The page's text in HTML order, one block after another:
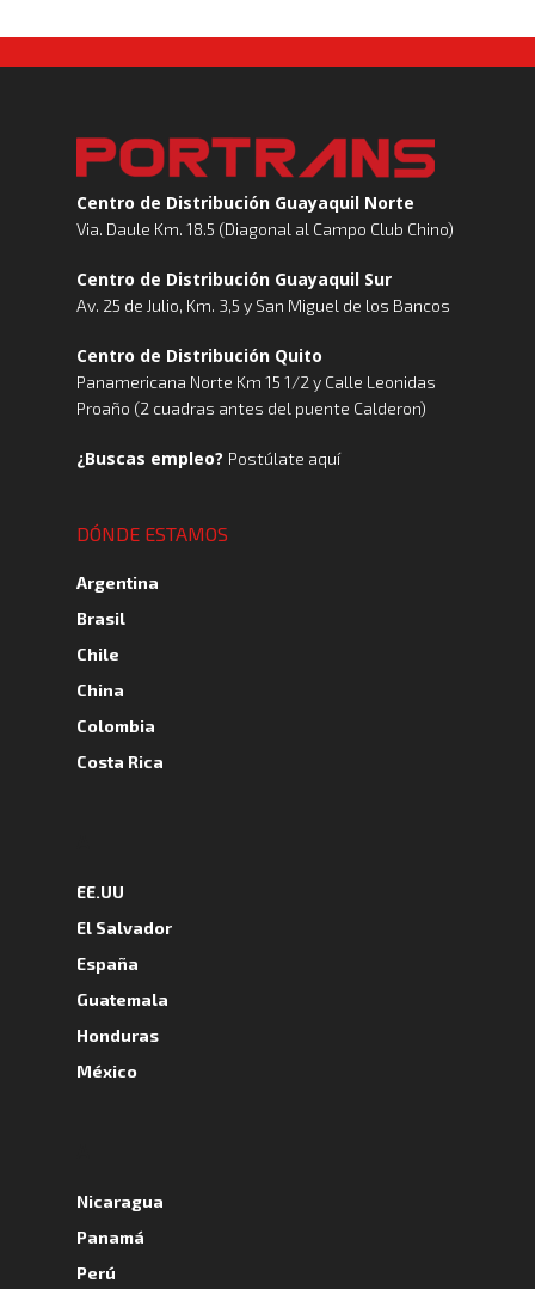
Centro de Distribución Guayaquil Norte
Via. Daule Km. 18.5 (Diagonal al Campo Club Chino)
Centro de Distribución Guayaquil Sur
Av. 25 de Julio, Km. 3,5 y San Miguel de los Bancos
Centro de Distribución Quito
Panamericana Norte Km 15 1/2 y Calle Leonidas
Proaño (2 cuadras antes del puente Calderon)
¿Buscas empleo? Postúlate aquí
DÓNDE ESTAMOS
Argentina
Brasil
Chile
China
Colombia
Costa Rica
EE.UU
El Salvador
España
Guatemala
Honduras
México
Nicaragua
Panamá
Perú